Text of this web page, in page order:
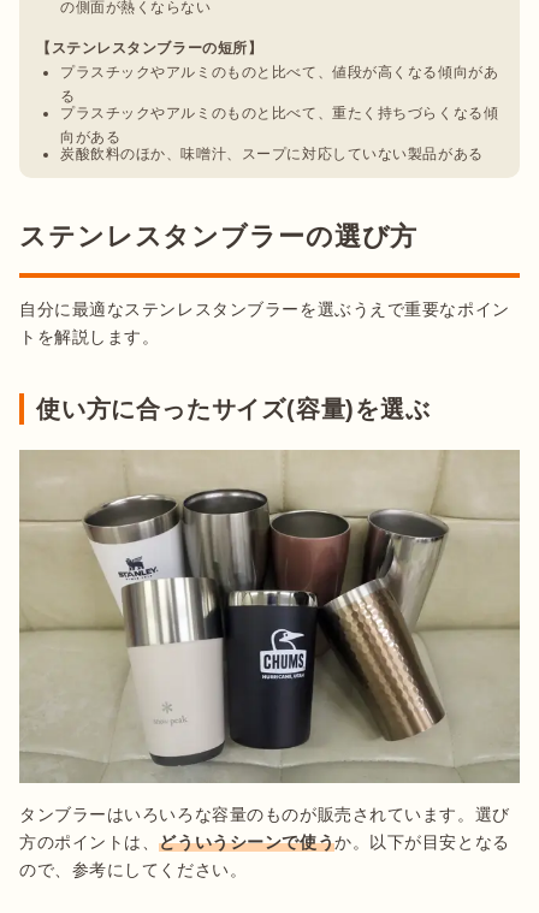
の側面が熱くならない
【ステンレスタンブラーの短所】
プラスチックやアルミのものと比べて、値段が高くなる傾向があ
る
プラスチックやアルミのものと比べて、重たく持ちづらくなる傾
向がある
炭酸飲料のほか、味噌汁、スープに対応していない製品がある
ステンレスタンブラーの選び方
自分に最適なステンレスタンブラーを選ぶうえで重要なポイン
トを解説します。
使い方に合ったサイズ(容量)を選ぶ
タンブラーはいろいろな容量のものが販売されています。選び
方のポイントは、どういうシーンで使うか。以下が目安となる
ので、参考にしてください。